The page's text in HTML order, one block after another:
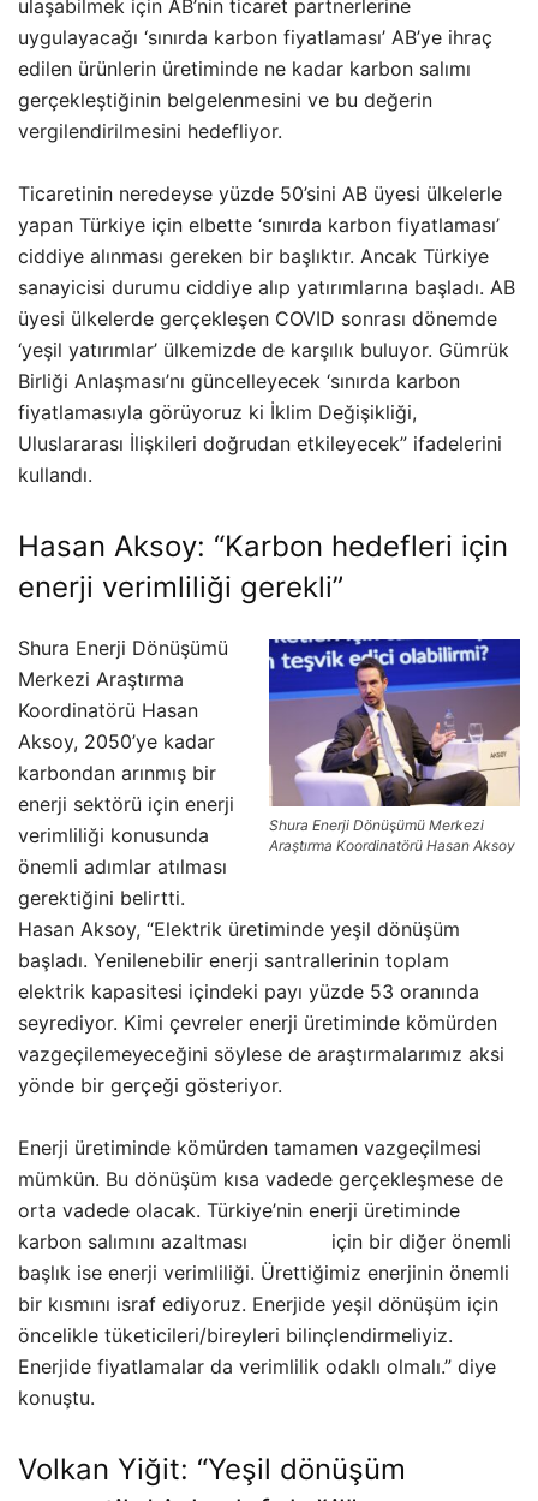
ulaşabilmek için AB’nin ticaret partnerlerine
uygulayacağı ‘sınırda karbon fiyatlaması’ AB’ye ihraç
edilen ürünlerin üretiminde ne kadar karbon salımı
gerçekleştiğinin belgelenmesini ve bu değerin
vergilendirilmesini hedefliyor.
Ticaretinin neredeyse yüzde 50’sini AB üyesi ülkelerle
yapan Türkiye için elbette ‘sınırda karbon fiyatlaması’
ciddiye alınması gereken bir başlıktır. Ancak Türkiye
sanayicisi durumu ciddiye alıp yatırımlarına başladı. AB
üyesi ülkelerde gerçekleşen COVID sonrası dönemde
‘yeşil yatırımlar’ ülkemizde de karşılık buluyor. Gümrük
Birliği Anlaşması’nı güncelleyecek ‘sınırda karbon
fiyatlamasıyla görüyoruz ki İklim Değişikliği,
Uluslararası İlişkileri doğrudan etkileyecek” ifadelerini
kullandı.
Hasan Aksoy: “Karbon hedefleri için
enerji verimliliği gerekli”
Shura Enerji Dönüşümü Merkezi
Araştırma Koordinatörü Hasan Aksoy
Shura Enerji Dönüşümü
Merkezi Araştırma
Koordinatörü Hasan
Aksoy, 2050’ye kadar
karbondan arınmış bir
enerji sektörü için enerji
verimliliği konusunda
önemli adımlar atılması
gerektiğini belirtti.
Hasan Aksoy, “Elektrik üretiminde yeşil dönüşüm
başladı. Yenilenebilir enerji santrallerinin toplam
elektrik kapasitesi içindeki payı yüzde 53 oranında
seyrediyor. Kimi çevreler enerji üretiminde kömürden
vazgeçilemeyeceğini söylese de araştırmalarımız aksi
yönde bir gerçeği gösteriyor.
Enerji üretiminde kömürden tamamen vazgeçilmesi
mümkün. Bu dönüşüm kısa vadede gerçekleşmese de
orta vadede olacak. Türkiye’nin enerji üretiminde
karbon salımını azaltması için bir diğer önemli
başlık ise enerji verimliliği. Ürettiğimiz enerjinin önemli
bir kısmını israf ediyoruz. Enerjide yeşil dönüşüm için
öncelikle tüketicileri/bireyleri bilinçlendirmeliyiz.
Enerjide fiyatlamalar da verimlilik odaklı olmalı.” diye
konuştu.
Volkan Yiğit: “Yeşil dönüşüm